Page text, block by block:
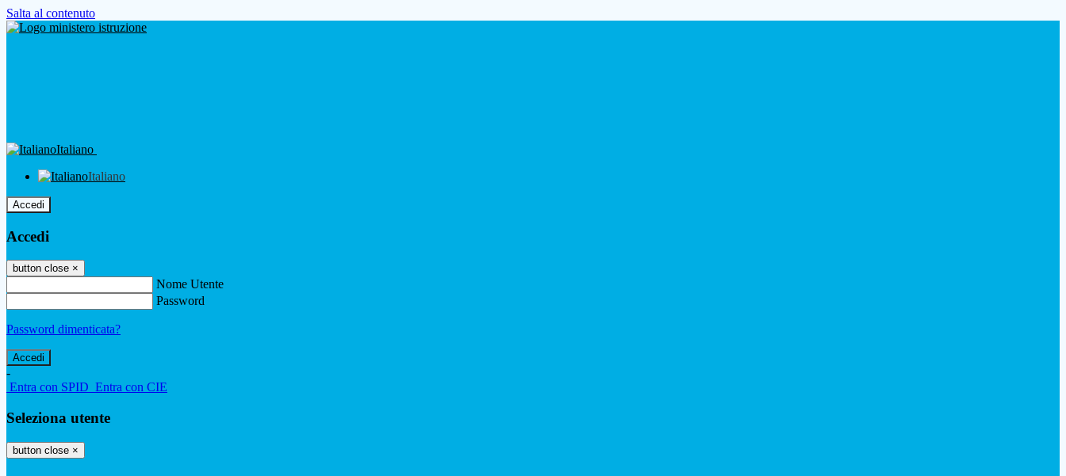
Salta al contenuto
Italiano
Italiano
Accedi
Accedi
button close ×
Nome Utente
Password
Password dimenticata?
-
Entra con SPID Entra con CIE
Seleziona utente
button close ×